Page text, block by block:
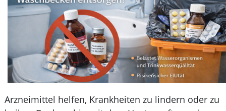
kann
Herzleiden
vorbeugen
Arzneimittel helfen, Krankheiten zu lindern oder